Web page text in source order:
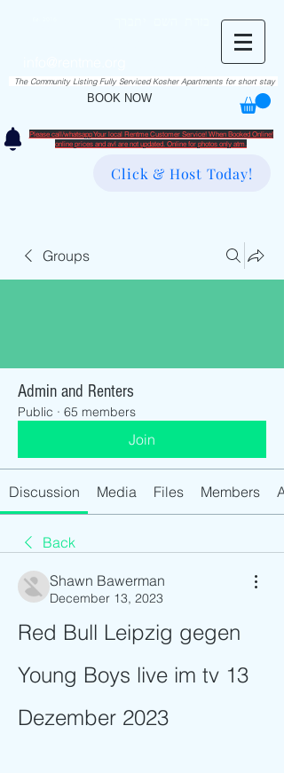
BOOK NOW
The Community Listing Fully Serviced Kosher Apartments for short stay
Please call/whatsapp Your local Rentme Customer Service! When Booked Online!
​online prices and avl are not updated. Online for photos only atm.
Click & Host Today!
Groups
Admin and Renters
Public · 65 members
Join
Discussion Media Files Members
Back
Shawn Bawerman
December 13, 2023
Red Bull Leipzig gegen
Young Boys live im tv 13
Dezember 2023